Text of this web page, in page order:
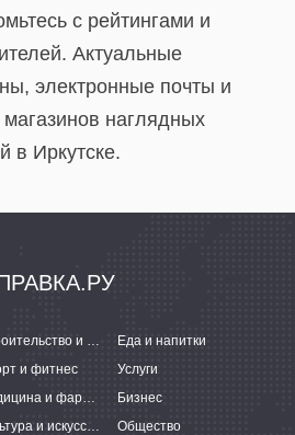
с рейтингами и
Актуальные
электронные почты и
наглядных
в Иркутске.
Строительство и ремонт
Еда и напитки
и фитнес
Услуги
Медицина и фармацевтика
Бизнес
Культура и искусство
Общество